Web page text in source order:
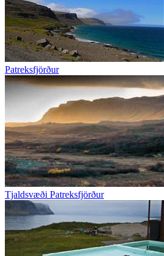
Patreksfjörður
Tjaldsvæði Patreksfjörður